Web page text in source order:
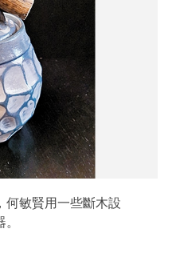
何敏賢用一些斷木設